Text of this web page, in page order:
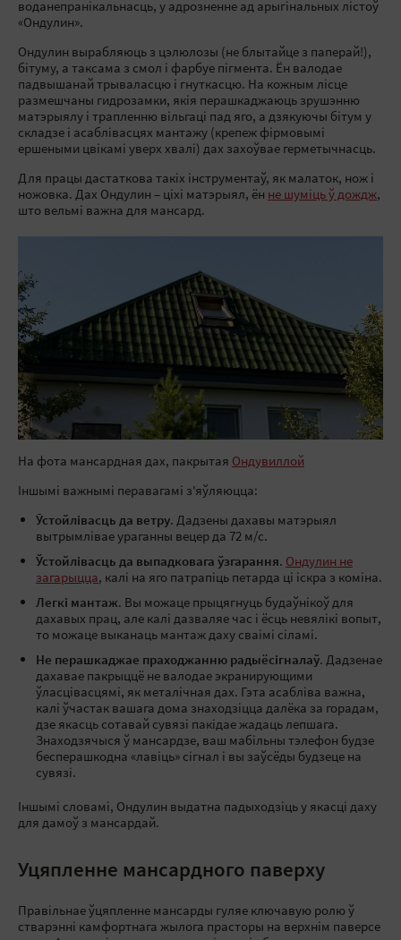
воданепранікальнасць, у адрозненне ад арыгінальных лістоў
«Ондулин».
Ондулин вырабляюць з цэлюлозы (не блытайце з паперай!),
бітуму, а таксама з смол і фарбуе пігмента. Ён валодае
падвышанай трываласцю і гнуткасцю. На кожным лісце
размешчаны гидрозамки, якія перашкаджаюць зрушэнню
матэрыялу і трапленню вільгаці пад яго, а дзякуючы бітум у
складзе і асаблівасцях мантажу (крепеж фірмовымі
ершеными цвікамі уверх хвалі) дах захоўвае герметычнасць.
Для працы дастаткова такіх інструментаў, як малаток, нож і
ножовка. Дах Ондулин – ціхі матэрыял, ён не шуміць ў дождж,
што вельмі важна для мансард.
На фота мансардная дах, пакрытая Ондувиллой
Іншымі важнымі перавагамі з'яўляюцца:
Ўстойлівасць да ветру. Дадзены дахавы матэрыял
вытрымлівае ураганны вецер да 72 м/с.
Ўстойлівасць да выпадковага ўзгарання. Ондулин не
загарыцца, калі на яго патрапіць петарда ці іскра з коміна.
Легкі мантаж. Вы можаце прыцягнуць будаўнікоў для
дахавых прац, але калі дазваляе час і ёсць невялікі вопыт,
то можаце выканаць мантаж даху сваімі сіламі.
Не перашкаджае праходжанню радыёсігналаў. Дадзенае
дахавае пакрыццё не валодае экранирующими
ўласцівасцямі, як металічная дах. Гэта асабліва важна,
калі ўчастак вашага дома знаходзіцца далёка за горадам,
дзе якасць сотавай сувязі пакідае жадаць лепшага.
Знаходзячыся ў мансардзе, ваш мабільны тэлефон будзе
бесперашкодна «лавіць» сігнал і вы заўсёды будзеце на
сувязі.
Іншымі словамі, Ондулин выдатна падыходзіць у якасці даху
для дамоў з мансардай.
Уцяпленне мансардного паверху
Правільнае ўцяпленне мансарды гуляе ключавую ролю ў
стварэнні камфортнага жылога прасторы на верхнім паверсе